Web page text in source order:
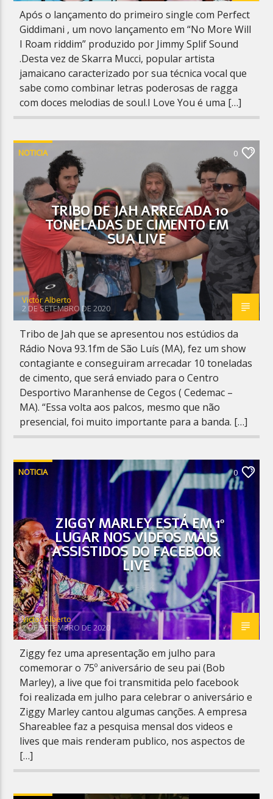
Após o lançamento do primeiro single com Perfect
Giddimani , um novo lançamento em “No More Will
I Roam riddim” produzido por Jimmy Splif Sound
.Desta vez de Skarra Mucci, popular artista
jamaicano caracterizado por sua técnica vocal que
sabe como combinar letras poderosas de ragga
com doces melodias de soul.I Love You é uma […]
NOTICIA 0
TRIBO DE JAH ARRECADA 10
TONELADAS DE CIMENTO EM
SUA LIVE
Victor Alberto
2 DE SETEMBRO DE 2020
Tribo de Jah que se apresentou nos estúdios da
Rádio Nova 93.1fm de São Luís (MA), fez um show
contagiante e conseguiram arrecadar 10 toneladas
de cimento, que será enviado para o Centro
Desportivo Maranhense de Cegos ( Cedemac –
MA). “Essa volta aos palcos, mesmo que não
presencial, foi muito importante para a banda. […]
NOTICIA 0
ZIGGY MARLEY ESTÁ EM 1º
LUGAR NOS VIDEOS MAIS
ASSISTIDOS DO FACEBOOK
LIVE
Victor Alberto
2 DE SETEMBRO DE 2020
Ziggy fez uma apresentação em julho para
comemorar o 75º aniversário de seu pai (Bob
Marley), a live que foi transmitida pelo facebook
foi realizada em julho para celebrar o aniversário e
Ziggy Marley cantou algumas canções. A empresa
Shareablee faz a pesquisa mensal dos videos e
lives que mais renderam publico, nos aspectos de
[…]